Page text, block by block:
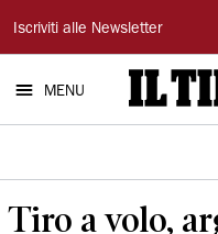
Il
Tirreno
Iscriviti alle Newsletter
MENU
Tiro a volo,